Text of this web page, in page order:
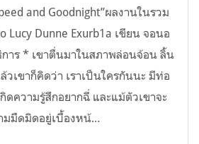
and Goodnight”ผลงานในรวม
Lucy Dunne Exurb1a เขียน จอนอ
าร * เขาตื่นมาในสภาพล่อนจ้อน ลิ้น
เขาก็คิดว่า เราเป็นใครกันนะ มีท่อ
ดความรู้สึกอยากฉี่ และแม้ตัวเขาจะ
มมืดมิดอยู่เบื้องหน้...